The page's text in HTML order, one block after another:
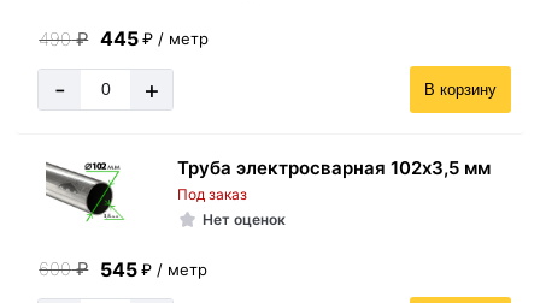
490₽ 445 ₽ / метр
- + В корзину
Труба электросварная 102х3,5 мм
Под заказ
Нет оценок
600₽ 545 ₽ / метр